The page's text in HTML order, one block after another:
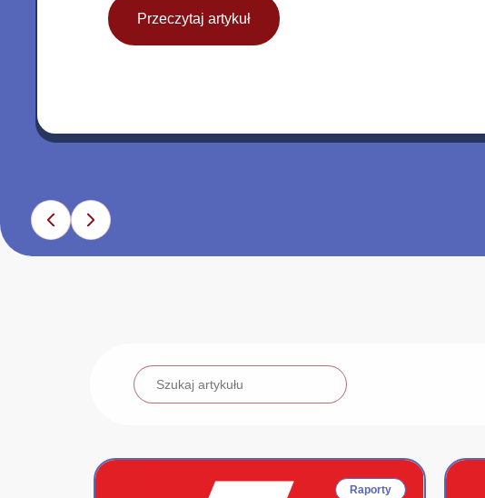
Przeczytaj artykuł
Raporty